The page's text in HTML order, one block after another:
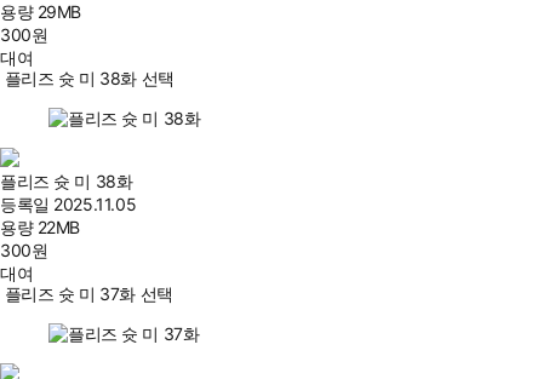
용량 29MB
300원
대여
플리즈 슛 미 38화 선택
플리즈 슛 미 38화
등록일 2025.11.05
용량 22MB
300원
대여
플리즈 슛 미 37화 선택